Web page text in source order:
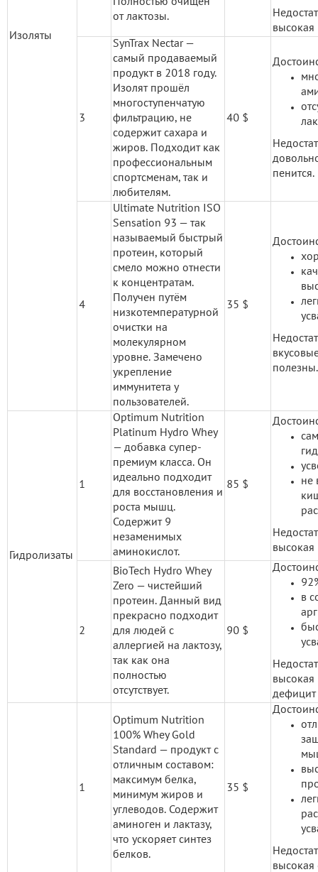
Изоляты
от лактозы.
высокая
3
SynTrax Nectar —
самый продаваемый
продукт в 2018 году.
Изолят прошёл
многоступенчатую
фильтрацию, не
содержит сахара и
жиров. Подходит как
профессиональным
спортсменам, так и
любителям.
40 $
пенится.
4
Ultimate Nutrition ISO
Sensation 93 — так
называемый быстрый
протеин, который
смело можно отнести
к концентратам.
Получен путём
низкотемпературной
очистки на
молекулярном
уровне. Замечено
укрепление
иммунитета у
пользователей.
35 $
полезны.
Гидролизаты
1
Optimum Nutrition
Platinum Hydro Whey
— добавка супер-
премиум класса. Он
идеально подходит
для восстановления и
роста мышц.
Содержит 9
незаменимых
аминокислот.
85 $
не
высокая
2
BioTech Hydro Whey
Zero — чистейший
протеин. Данный вид
прекрасно подходит
для людей с
аллергией на лактозу,
так как она
полностью
отсутствует.
90 $
в
высокая
1
Optimum Nutrition
100% Whey Gold
Standard — продукт с
отличным составом:
максимум белка,
минимум жиров и
углеводов. Содержит
аминоген и лактазу,
что ускоряет синтез
белков.
35 $
высокая